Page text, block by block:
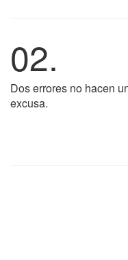
02.
Dos errores no hacen
excusa.